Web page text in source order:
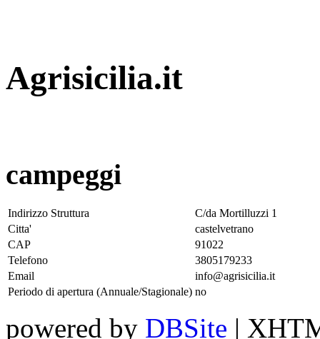
Agrisicilia.it
campeggi
Indirizzo Struttura
C/da Mortilluzzi 1
Citta'
castelvetrano
CAP
91022
Telefono
3805179233
Email
info@agrisicilia.it
Periodo di apertura (Annuale/Stagionale) no
powered by DBSite |